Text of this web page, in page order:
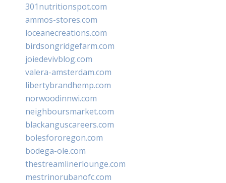
301nutritionspot.com
ammos-stores.com
loceanecreations.com
birdsongridgefarm.com
joiedevivblog.com
valera-amsterdam.com
libertybrandhemp.com
norwoodinnwi.com
neighboursmarket.com
blackanguscareers.com
bolesfororegon.com
bodega-ole.com
thestreamlinerlounge.com
mestrinorubanofc.com